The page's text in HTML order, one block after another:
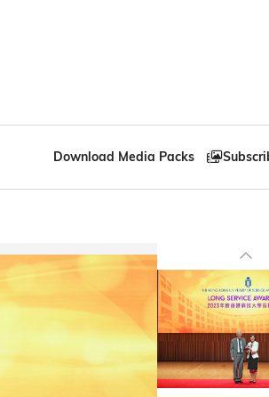
Download Media Packs